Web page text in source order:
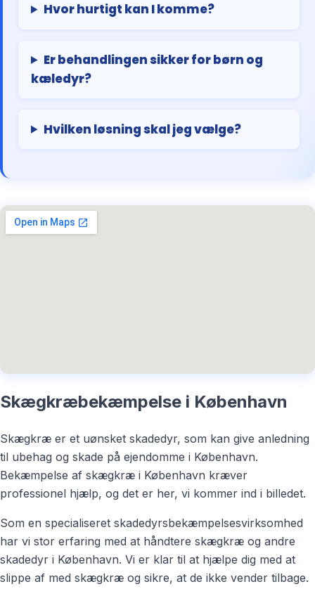
Hvor hurtigt kan I komme?
Er behandlingen sikker for børn og
kæledyr?
Hvilken løsning skal jeg vælge?
Skægkræbekæmpelse i København
Skægkræ er et uønsket skadedyr, som kan give anledning
til ubehag og skade på ejendomme i København.
Bekæmpelse af skægkræ i København kræver
professionel hjælp, og det er her, vi kommer ind i billedet.
Som en specialiseret skadedyrsbekæmpelsesvirksomhed
har vi stor erfaring med at håndtere skægkræ og andre
skadedyr i København. Vi er klar til at hjælpe dig med at
slippe af med skægkræ og sikre, at de ikke vender tilbage.